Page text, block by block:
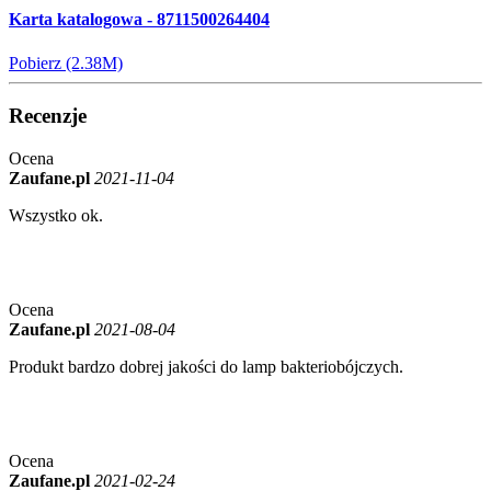
Karta katalogowa - 8711500264404
Pobierz (2.38M)
Recenzje
Ocena
Zaufane.pl 2021-11-04
Wszystko ok.
Ocena
Zaufane.pl 2021-08-04
Produkt bardzo dobrej jakości do lamp bakteriobójczych.
Ocena
Zaufane.pl 2021-02-24